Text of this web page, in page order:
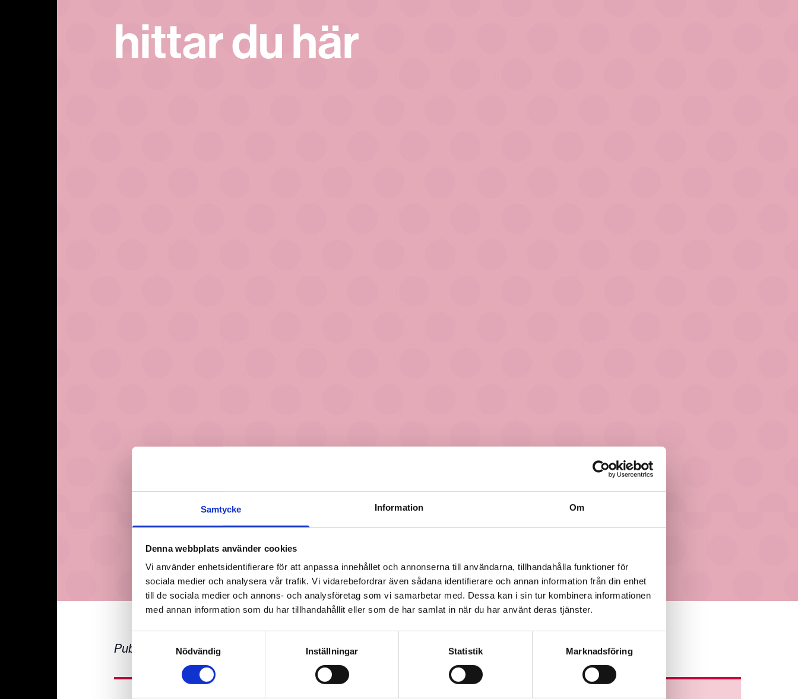
Samtycke Information Om
Denna webbplats använder cookies
Vi använder enhetsidentifierare för att anpassa innehållet och annonserna till användarna, tillhandahålla funktioner för
sociala medier och analysera vår trafik. Vi vidarebefordrar även sådana identifierare och annan information från din enhet
till de sociala medier och annons- och analysföretag som vi samarbetar med. Dessa kan i sin tur kombinera informationen
med annan information som du har tillhandahållit eller som de har samlat in när du har använt deras tjänster.
Nödvändig
Inställningar Statistik Marknadsföring
hittar du här
Publicerad:2026.06.24